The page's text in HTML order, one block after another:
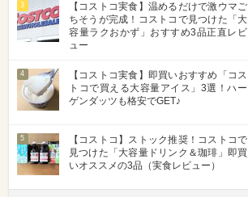
3
【コストコ実食】温めるだけで激ウマご
ちそうが完成！コストコで見つけた「大
容量ラクおかず」おすすめ3品正直レビ
ュー
4
【コストコ実食】即買いおすすめ「コス
トコで買える大容量アイス」3選！ハー
ゲンダッツも格安でGET♪
5
【コストコ】ストック推奨！コストコで
見つけた「大容量ドリンク＆珈琲」即買
いオススメの3品（実食レビュー）